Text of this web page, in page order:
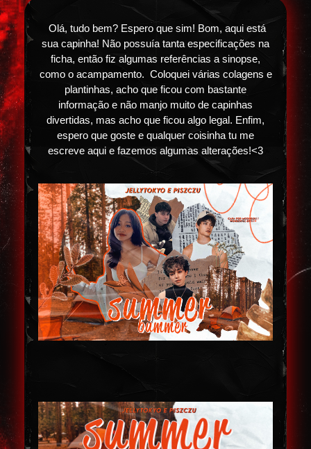
Olá, tudo bem? Espero que sim! Bom, aqui está
sua capinha! Não possuía tanta especificações na
ficha, então fiz algumas referências a sinopse,
como o acampamento. Coloquei várias colagens e
plantinhas, acho que ficou com bastante
informação e não manjo muito de capinhas
divertidas, mas acho que ficou algo legal. Enfim,
espero que goste e qualquer coisinha tu me
escreve aqui e fazemos algumas alterações!<3